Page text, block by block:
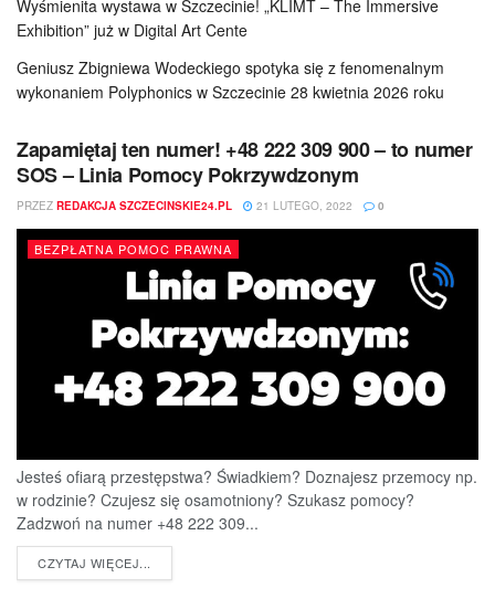
Wyśmienita wystawa w Szczecinie! „KLIMT – The Immersive
Exhibition” już w Digital Art Cente
Geniusz Zbigniewa Wodeckiego spotyka się z fenomenalnym
wykonaniem Polyphonics w Szczecinie 28 kwietnia 2026 roku
Zapamiętaj ten numer! +48 222 309 900 – to numer
SOS – Linia Pomocy Pokrzywdzonym
PRZEZ REDAKCJA SZCZECINSKIE24.PL 21 LUTEGO, 2022 0
BEZPŁATNA POMOC PRAWNA
Jesteś ofiarą przestępstwa? Świadkiem? Doznajesz przemocy np.
w rodzinie? Czujesz się osamotniony? Szukasz pomocy?
Zadzwoń na numer +48 222 309...
CZYTAJ WIĘCEJ...